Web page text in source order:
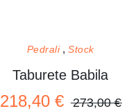
Pedrali Stock
Taburete Babila
218,40 € 273,00 €